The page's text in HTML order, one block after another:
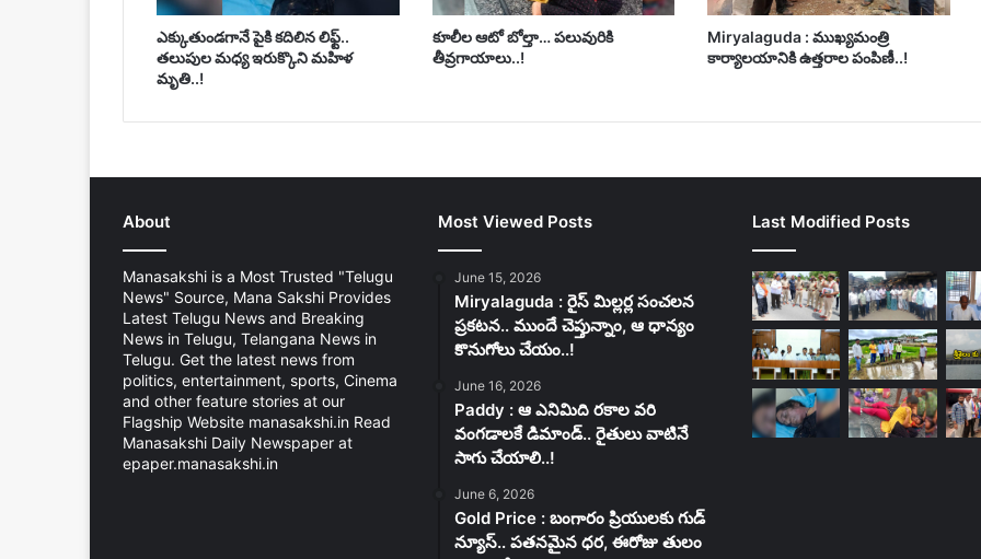
ఎక్కుతుండగానే పైకి కదిలిన లిఫ్ట్‌..
తలుపుల మధ్య ఇరుక్కొని మహిళ
మృతి..!
కూలీల ఆటో బోల్తా… పలువురికి
తీవ్రగాయాలు..!
Miryalaguda : ముఖ్యమంత్రి
కార్యాలయానికి ఉత్తరాల పంపిణీ..!
About
Manasakshi is a Most Trusted "Telugu
News" Source, Mana Sakshi Provides
Latest Telugu News and Breaking
News in Telugu, Telangana News in
Telugu. Get the latest news from
politics, entertainment, sports, Cinema
and other feature stories at our
Flagship Website manasakshi.in Read
Manasakshi Daily Newspaper at
epaper.manasakshi.in
Most Viewed Posts
June 15, 2026
Miryalaguda : రైస్ మిల్లర్ల సంచలన
ప్రకటన.. ముందే చెప్తున్నాం, ఆ ధాన్యం
కొనుగోలు చేయం..!
June 16, 2026
Paddy : ఆ ఎనిమిది రకాల వరి
వంగడాలకే డిమాండ్.. రైతులు వాటినే
సాగు చేయాలి..!
June 6, 2026
Gold Price : బంగారం ప్రియులకు గుడ్
న్యూస్.. పతనమైన ధర, ఈరోజు తులం
Last Modified Posts